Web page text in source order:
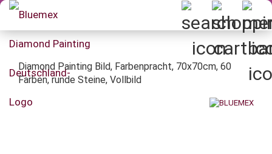
Diamond Painting Bild, Farbenpracht, 70x70cm, 60
Farben, runde Steine, Vollbild